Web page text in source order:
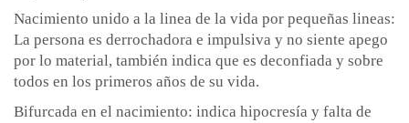
Nacimiento unido a la linea de la vida por pequeñas lineas:
La persona es derrochadora e impulsiva y no siente apego
por lo material, también indica que es deconfiada y sobre
todos en los primeros años de su vida.
Bifurcada en el nacimiento: indica hipocresía y falta de